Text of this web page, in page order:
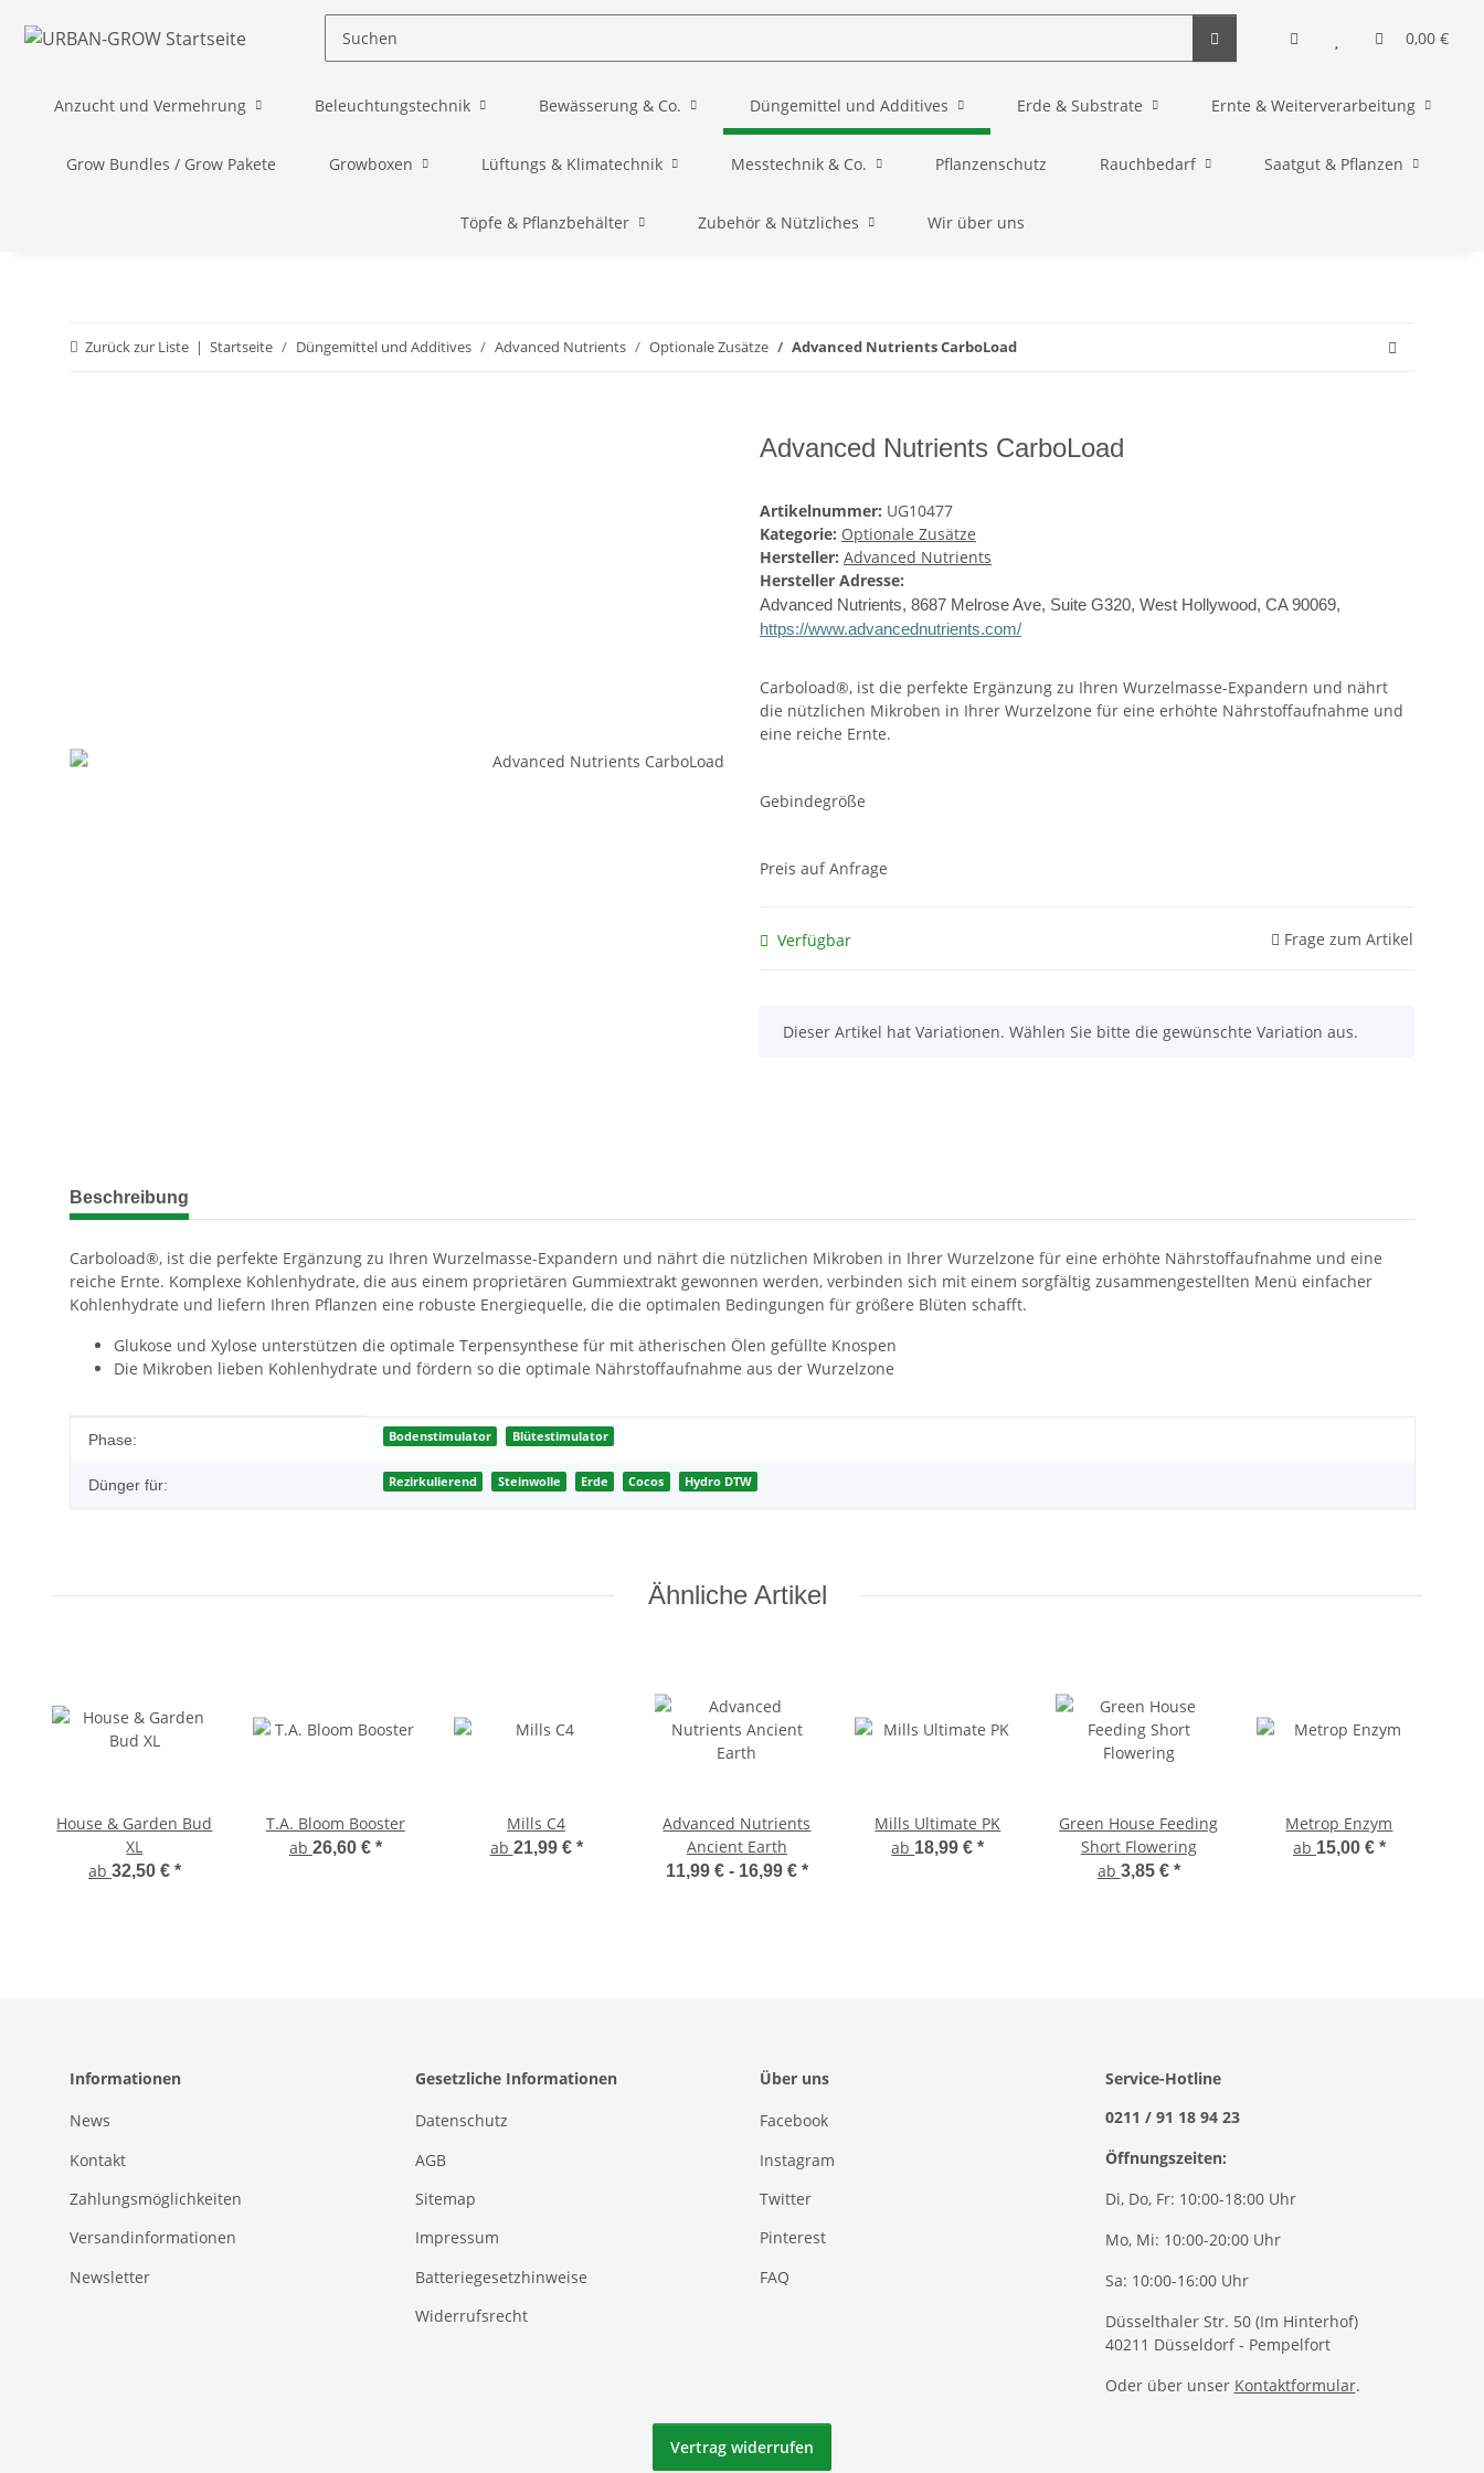
0,00 €
Anzucht und Vermehrung Beleuchtungstechnik Bewässerung & Co. Düngemittel und Additives Erde & Substrate Ernte & Weiterverarbeitung
Grow Bundles / Grow Pakete Growboxen Lüftungs & Klimatechnik Messtechnik & Co. Pflanzenschutz Rauchbedarf Saatgut & Pflanzen
Töpfe & Pflanzbehälter Zubehör & Nützliches Wir über uns
Zurück zur Liste Startseite Düngemittel und Additives Advanced Nutrients Optionale Zusätze Advanced Nutrients CarboLoad
Advanced Nutrients CarboLoad
Artikelnummer: UG10477
Kategorie: Optionale Zusätze
Hersteller: Advanced Nutrients
Hersteller Adresse:
Advanced Nutrients, 8687 Melrose Ave, Suite G320, West Hollywood, CA 90069,
https://www.advancednutrients.com/
Carboload®, ist die perfekte Ergänzung zu Ihren Wurzelmasse-Expandern und nährt
die nützlichen Mikroben in Ihrer Wurzelzone für eine erhöhte Nährstoffaufnahme und
eine reiche Ernte.
Gebindegröße
Preis auf Anfrage
Verfügbar Frage zum Artikel
x
Dieser Artikel hat Variationen. Wählen Sie bitte die gewünschte Variation aus.
weitere Registerkarten anzeigen
Beschreibung
Carboload®, ist die perfekte Ergänzung zu Ihren Wurzelmasse-Expandern und nährt die nützlichen Mikroben in Ihrer Wurzelzone für eine erhöhte Nährstoffaufnahme und eine
reiche Ernte. Komplexe Kohlenhydrate, die aus einem proprietären Gummiextrakt gewonnen werden, verbinden sich mit einem sorgfältig zusammengestellten Menü einfacher
Kohlenhydrate und liefern Ihren Pflanzen eine robuste Energiequelle, die die optimalen Bedingungen für größere Blüten schafft.
Glukose und Xylose unterstützen die optimale Terpensynthese für mit ätherischen Ölen gefüllte Knospen
Die Mikroben lieben Kohlenhydrate und fördern so die optimale Nährstoffaufnahme aus der Wurzelzone
Produkteigenschaft
Wert
Phase: Bodenstimulator Blütestimulator
Dünger für: Rezirkulierend Steinwolle Erde Cocos Hydro DTW
Ähnliche Artikel
House & Garden Bud
XL
ab 32,50 € *
T.A. Bloom Booster
ab 26,60 € *
Mills C4
ab 21,99 € *
Advanced Nutrients
Ancient Earth
11,99 € - 16,99 € *
Mills Ultimate PK
ab 18,99 €*
Green House Feeding
Short Flowering
ab 3,85 € *
Metrop Enzym
ab 15,00 € *
Informationen
News
Kontakt
Zahlungsmöglichkeiten
Versandinformationen
Newsletter
Gesetzliche Informationen
Datenschutz
AGB
Sitemap
Impressum
Batteriegesetzhinweise
Widerrufsrecht
Über uns
Facebook
Instagram
Twitter
Pinterest
FAQ
Service-Hotline
0211 / 91 18 94 23
Öffnungszeiten:
Di, Do, Fr: 10:00-18:00 Uhr
Mo, Mi: 10:00-20:00 Uhr
Sa: 10:00-16:00 Uhr
Düsselthaler Str. 50 (Im Hinterhof)
40211 Düsseldorf - Pempelfort
Oder über unser Kontaktformular.
Vertrag widerrufen